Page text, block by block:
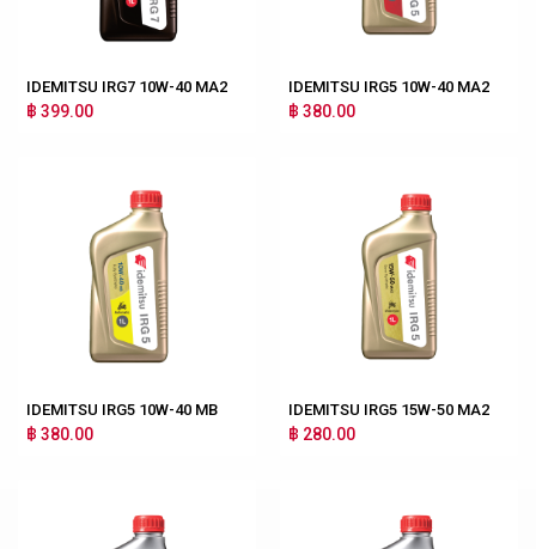
IDEMITSU IRG7 10W-40 MA2
฿ 399.00
IDEMITSU IRG5 10W-40 MA2
฿ 380.00
IDEMITSU IRG5 10W-40 MB
฿ 380.00
IDEMITSU IRG5 15W-50 MA2
฿ 280.00